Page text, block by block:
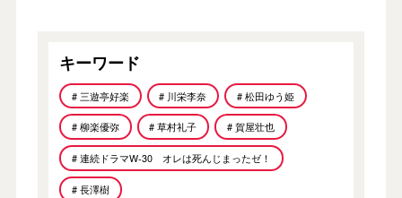
キーワード
# 三遊亭好楽 # 川栄李奈 # 松田ゆう姫
# 柳楽優弥 # 草村礼子 # 賀屋壮也
# 連続ドラマW-30 オレは死んじまったゼ！
# 長澤樹